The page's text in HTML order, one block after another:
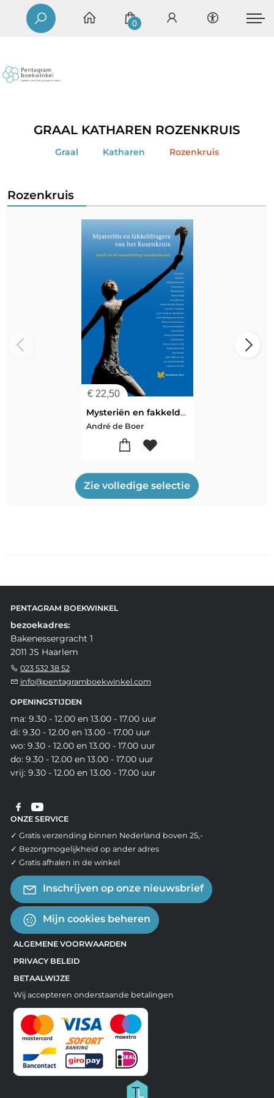
0
GRAAL KATHAREN ROZENKRUIS
Graal Katharen Rozenkruis
Rozenkruis
€22,50
Mysteriën en fakkeldragers van het Rozenkruis
André de Boer
Zie volledige selectie
PENTAGRAM BOEKWINKEL
bezoekadres:
Bakenessergracht 1
2011 JS Haarlem
023 532 38 52
info@pentagramboekwinkel.com
OPENINGSTIJDEN
ma: 9.30 - 12.00 en 13.00 - 17.00 uur
di: 9.30 - 12.00 en 13.00 - 17.00 uur
wo: 9.30 - 12.00 en 13.00 - 17.00 uur
do: 9.30 - 12.00 en 13.00 - 17.00 uur
vrij: 9.30 - 12.00 en 13.00 - 17.00 uur
ONZE SERVICE
✓ Gratis verzending binnen Nederland boven 25,-
✓ Bezorgmogelijkheid op ander adres
✓ Gratis afhalen in de winkel
Inschrijven op onze nieuwsbrief
Mijn cookies beheren
ALGEMENE VOORWAARDEN
PRIVACY BELEID
BETAALWIJZE
Wij accepteren onderstaande betalingen